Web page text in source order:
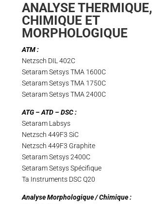
ANALYSE THERMIQUE,
CHIMIQUE ET
MORPHOLOGIQUE
ATM :
Netzsch DIL 402C
Setaram Setsys TMA 1600C
Setaram Setsys TMA 1750C
Setaram Setsys TMA 2400C
ATG – ATD – DSC :
Setaram Labsys
Netzsch 449F3 SiC
Netzsch 449F3 Graphite
Setaram Setsys 2400C
Setaram Setsys Spécifique
Ta Instruments DSC Q20
Analyse Morphologique / Chimique :